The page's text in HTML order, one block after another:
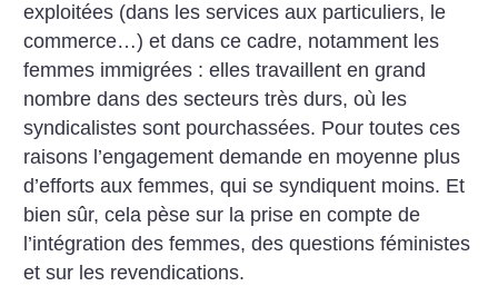
exploitées (dans les services aux particuliers, le
commerce…) et dans ce cadre, notamment les
femmes immigrées : elles travaillent en grand
nombre dans des secteurs très durs, où les
syndicalistes sont pourchassées. Pour toutes ces
raisons l’engagement demande en moyenne plus
d’efforts aux femmes, qui se syndiquent moins. Et
bien sûr, cela pèse sur la prise en compte de
l’intégration des femmes, des questions féministes
et sur les revendications.